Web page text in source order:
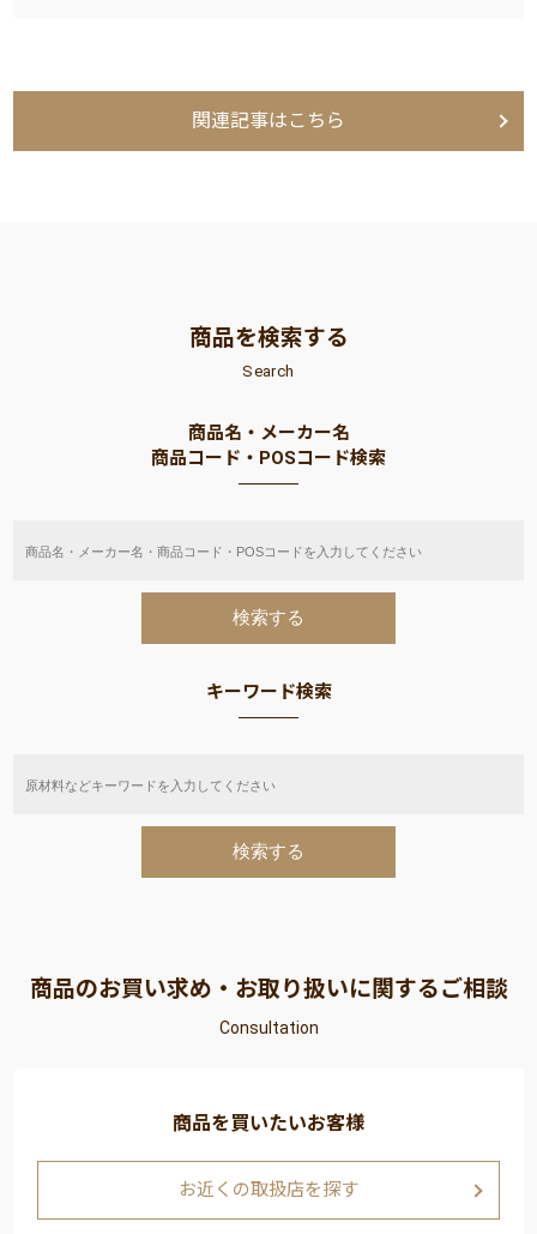
関連記事はこちら
商品を検索する
Search
商品名・メーカー名
商品コード・POSコード検索
キーワード検索
商品のお買い求め・お取り扱いに関するご相談
Consultation
商品を買いたいお客様
お近くの取扱店を探す